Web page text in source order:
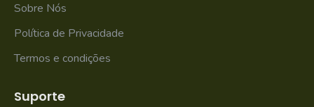
Sobre Nós
Política de Privacidade
Termos e condições
Suporte